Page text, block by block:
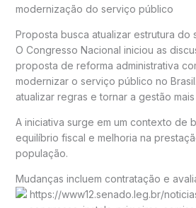
modernização do serviço público
Proposta busca atualizar estrutura do
O Congresso Nacional iniciou as
proposta de reforma administrativa
modernizar o serviço público no Brasil
atualizar regras e tornar a gestão
A iniciativa surge em um contexto de
equilíbrio fiscal e melhoria na
população.
Mudanças incluem contratação e